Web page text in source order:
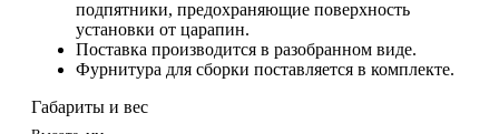
подпятники, предохраняющие поверхность
установки от царапин.
Поставка производится в разобранном виде.
Фурнитура для сборки поставляется в комплекте.
Габариты и вес